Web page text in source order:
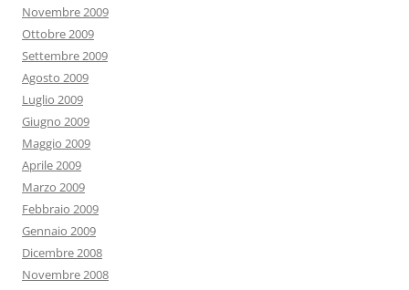
Novembre 2009
Ottobre 2009
Settembre 2009
Agosto 2009
Luglio 2009
Giugno 2009
Maggio 2009
Aprile 2009
Marzo 2009
Febbraio 2009
Gennaio 2009
Dicembre 2008
Novembre 2008